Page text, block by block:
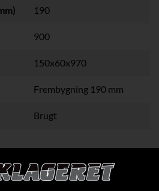
190
900
150x60x970
Frembygning 190 mm
Brugt
se flere specifikationer